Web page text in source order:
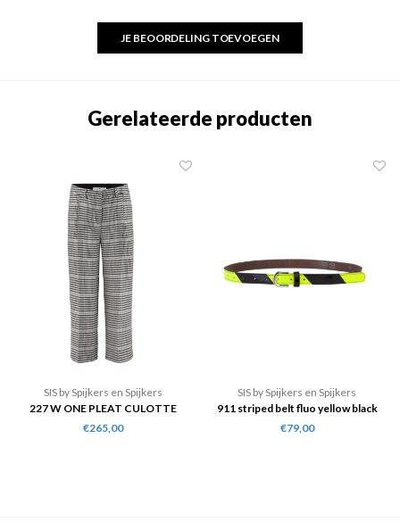
JE BEOORDELING TOEVOEGEN
Gerelateerde producten
SIS by Spijkers en Spijkers
227 W ONE PLEAT CULOTTE
PANTS
€265,00
SIS by Spijkers en Spijkers
911 striped belt fluo yellow black
€79,00